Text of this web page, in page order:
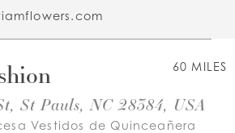
60 MILES
St Pauls, NC 28384, USA
Vestidos de Quinceañera